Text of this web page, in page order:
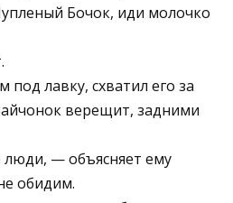
Бочок, иди молочко
лавку, схватил его за
верещит, задними
— объясняет ему
обидим.